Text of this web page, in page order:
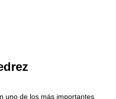
uno de los más importantes